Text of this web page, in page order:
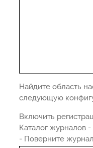
Найдите область
следующую
Включить
Каталог
- Поверните